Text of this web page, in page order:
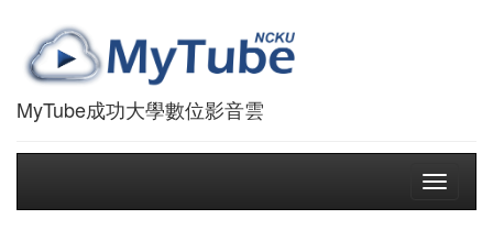
MyTube成功大學數位影音雲
Toggle